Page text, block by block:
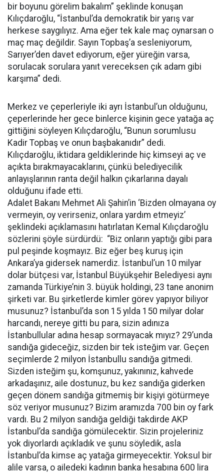
bir boyunu görelim bakalım” şeklinde konuşan
Kılıçdaroğlu, “İstanbul’da demokratik bir yarış var
herkese saygılıyız. Ama eğer tek kale maç oynarsan o
maç maç değildir. Sayın Topbaş’a sesleniyorum,
Sarıyer’den davet ediyorum, eğer yüreğin varsa,
sorulacak sorulara yanıt vereceksen çık adam gibi
karşıma” dedi.
Merkez ve çeperleriyle iki ayrı İstanbul’un olduğunu,
çeperlerinde her gece binlerce kişinin gece yatağa aç
gittiğini söyleyen Kılıçdaroğlu, “Bunun sorumlusu
Kadir Topbaş ve onun başbakanıdır” dedi.
Kılıçdaroğlu, iktidara geldiklerinde hiç kimseyi aç ve
açıkta bırakmayacaklarını, çünkü belediyecilik
anlayışlarının ranta değil halkın çıkarlarına dayalı
olduğunu ifade etti.
Adalet Bakanı Mehmet Ali Şahin’in ‘Bizden olmayana oy
vermeyin, oy verirseniz, onlara yardım etmeyiz’
şeklindeki açıklamasını hatırlatan Kemal Kılıçdaroğlu
sözlerini şöyle sürdürdü: “Biz onların yaptığı gibi para
pul peşinde koşmayız. Biz eğer beş kuruş için
Ankara’ya gidersek namerdiz. İstanbul’un 10 milyar
dolar bütçesi var, İstanbul Büyükşehir Belediyesi aynı
zamanda Türkiye’nin 3. büyük holdingi, 23 tane anonim
şirketi var. Bu şirketlerde kimler görev yapıyor biliyor
musunuz? İstanbul’da son 15 yılda 150 milyar dolar
harcandı, nereye gitti bu para, sizin adınıza
İstanbullular adına hesap sormayacak mıyız? 29’unda
sandığa gideceğiz, sizden bir tek isteğim var. Geçen
seçimlerde 2 milyon İstanbullu sandığa gitmedi.
Sizden isteğim şu, komşunuz, yakınınız, kahvede
arkadaşınız, aile dostunuz, bu kez sandığa giderken
geçen dönem sandığa gitmemiş bir kişiyi götürmeye
söz veriyor musunuz? Bizim aramızda 700 bin oy fark
vardı. Bu 2 milyon sandığa geldiği takdirde AKP
İstanbul’da sandığa gömülecektir. Sizin projeleriniz
yok diyorlardı açıkladık ve şunu söyledik, asla
İstanbul’da kimse aç yatağa girmeyecektir. Yoksul bir
alile varsa, o ailedeki kadının banka hesabına 600 lira